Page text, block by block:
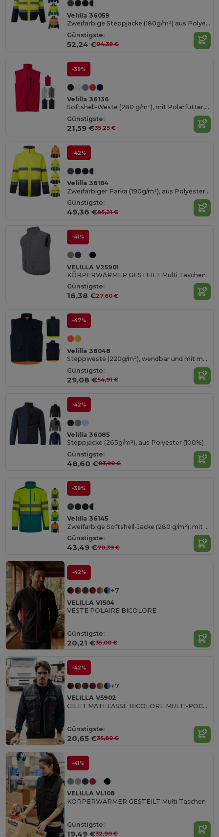
Velilla 36059
Zweifarbige Steppjacke (180g/m²) aus Polyester (100%) mit PU-Beschichtung
Günstigste:
52,24 €94,39 €
-39%
Velilla 36136
Softshell-Weste (280 g/m²), mit Polarfutter, aus Polyester (94 %) und Elastan (6 %)
Günstigste:
21,59 €35,25 €
-42%
Velilla 36104
Zweifarbiger Parka (190g/m²), aus Polyester (100%), mit PU-Beschichtung
Günstigste:
49,36 €85,21 €
-41%
VELILLA V25901
KÖRPERWÄRMER GESTEILT Multi Taschen
Günstigste:
16,38 €27,60 €
-47%
Velilla 36048
Steppweste (220g/m²), wendbar und mit mehreren Taschen, aus Polyester (100%), mit Reißverschluss und Wendezipper
Günstigste:
29,08 €54,91 €
-42%
Velilla 36085
Steppjacke (265g/m²), aus Polyester (100%)
Günstigste:
48,60 €83,90 €
-38%
Velilla 36145
Zweifarbige Softshell-Jacke (280 g/m²), mit Fleece-Futter und TPU-Membran, aus Polyester (96 %) und Elasthan (4 %)
Günstigste:
43,49 €70,39 €
-42%
+7
VELILLA V1504
VESTE POLAIRE BICOLORE
Günstigste:
20,21 €35,00 €
-42%
+7
VELILLA V5902
GILET MATELASSÉ BICOLORE MULTI-POCHES
Günstigste:
20,65 €35,80 €
-41%
VELILLA VL108
KÖRPERWARMER GESTEILT Multi Taschen
Günstigste:
19,49 €32,90 €